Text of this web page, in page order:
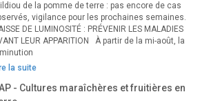
de la pomme de terre : pas encore de cas
vigilance pour les prochaines semaines.
DE LUMINOSITÉ : PRÉVENIR LES MALADIES
LEUR APPARITION À partir de la mi-août, la
la suite
- Cultures maraîchères et fruitières en